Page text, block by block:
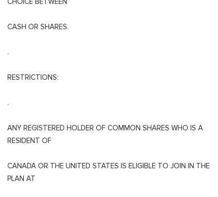
CASH OR SHARES.
.
RESTRICTIONS:
.
ANY REGISTERED HOLDER OF COMMON SHARES WHO IS A
RESIDENT OF
CANADA OR THE UNITED STATES IS ELIGIBLE TO JOIN IN THE
PLAN AT